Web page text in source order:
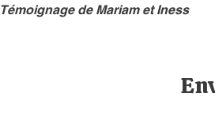
Témoignage de Mariam et Iness